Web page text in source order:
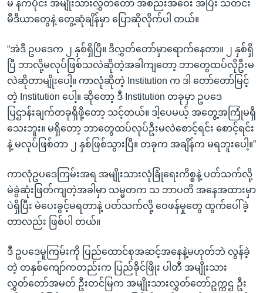
မ နက်ပိုင်း အမျိုးသားလွှတ်တော် အစည်းအဝေး အပြီး သတင်း
မီဒီယာတွေနဲ့ တွေ့ဆုံချိန်မှာ ပြောဆိုလိုက်ပါ တယ်။
“အဲဒီ ဥပဒေက ၂ နှစ်ရှိပြီ။ ဒီလွှတ်တော်မှာရောက်နေတာ။ ၂ နှစ်ရှိ
ပြီ ဘာလို့မလုပ်ဖြစ်သလဲဆိုတဲ့အခါကျတော့ ဘာတွေထပ်လိုဦးမ
လဲဆိုတာမျိုးပေါ့။ ကာလုံဆိုတဲ့ Institution က ဒါ တော်တော်မြင့်
တဲ့ Institution ပေါ့။ ဆိုတော့ ဒီ Institution တခုမှာ ဥပဒေ
ပြဌာန်းချက်တခုရှိဖို့တော့ သင့်တယ်။ ဒါ့ပေမယ့် အတွေ့အကြုံမရှိ
သေးဘူး။ မရှိတော့ ဘာတွေထပ်လုပ်ဦးမလဲစောင့်ရင်း စောင့်ရင်း
နဲ့ မလုပ်ဖြစ်တာ ၂ နှစ်ဖြစ်သွားပြီ။ တခုက အချိန်က မရဘူးပေါ့။”
ကာလုံဥပဒေကြမ်းအရ အမျိုးသားလုံခြုံရေးကိစ္စနဲ့ ပတ်သက်လို့
မဲခွဲဆုံးဖြတ်ကျတဲ့အခါမှာ သမ္မတက သ ဘာပတိ အနေအထားမှာ
ပဲရှိပြီး မဲပေးခွင့်မရတာနဲ့ ပတ်သက်လို့ ဝေဖန်မှုတွေ ထွက်ပေါ်ခဲ့
တာလည်း ဖြစ်ပါ တယ်။
ဒီ ဥပဒေမူကြမ်းကို ပြည်ထောင်စုအဆင့်အနေနဲ့မဟုတ်ဘဲ လွန်ခဲ့
တဲ့ တနှစ်ကျော်ကတည်းက ပြည်ခိုင်ဖြိုး ပါတီ အမျိုးသား
လွှတ်တော်အမတ် ဦးတင်မြက အမျိုးသားလွှတ်တော်ဥက္ကဌ ဦး